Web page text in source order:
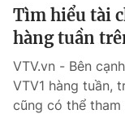
Tìm hiểu tài
hàng tuần
VTV.vn - Bên
VTV1 hàng tuần,
cũng có thể tham